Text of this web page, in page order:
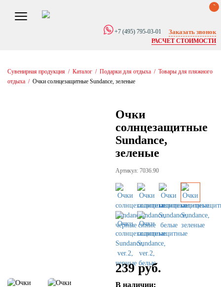
0
+7 (495) 795-03-01 Заказать звонок
РАСЧЕТ СТОИМОСТИ
Сувенирная продукция / Каталог / Подарки для отдыха / Товары для пляжного
отдыха / Очки солнцезащитные Sundance, зеленые
Очки
солнцезащитные
Sundance,
зеленые
Артикул: 7036.90
239 руб.
В наличии: